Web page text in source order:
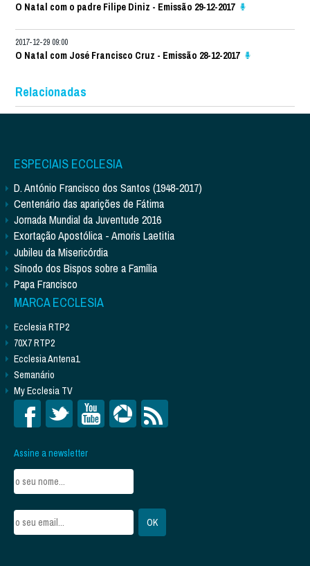
O Natal com o padre Filipe Diniz - Emissão 29-12-2017
2017-12-29 09:00
O Natal com José Francisco Cruz - Emissão 28-12-2017
Relacionadas
ESPECIAIS ECCLESIA
D. António Francisco dos Santos (1948-2017)
Centenário das aparições de Fátima
Jornada Mundial da Juventude 2016
Exortação Apostólica - Amoris Laetitia
Jubileu da Misericórdia
Sínodo dos Bispos sobre a Família
Papa Francisco
MARCA ECCLESIA
Ecclesia RTP2
70X7 RTP2
Ecclesia Antena1
Semanário
My Ecclesia TV
Assine a newsletter